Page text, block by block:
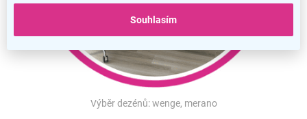
Souhlasím
Výběr dezénů: wenge, merano